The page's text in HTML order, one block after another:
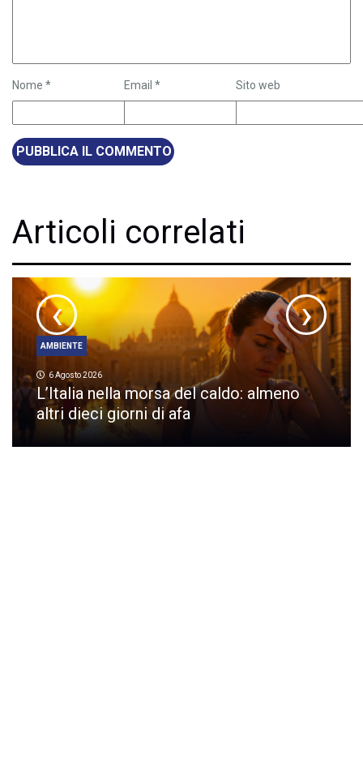
Nome * Email * Sito web
Articoli correlati
AMBIENTE
6 Agosto 2026
L’Italia nella morsa del caldo: almeno
altri dieci giorni di afa
‹ ›